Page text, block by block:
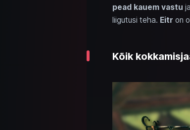
pead kauem vastu
liigutusi teha. Eitr on
Kõik